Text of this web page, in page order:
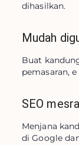
dihasilkan.
Mudah
Buat
pemasaran,
SEO mesra
Menjana
di Google